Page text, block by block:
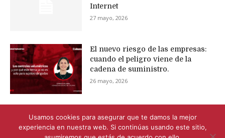
Internet
27 mayo, 2026
El nuevo riesgo de las empresas:
cuando el peligro viene de la
cadena de suministro.
26 mayo, 2026
Usamos cookies para asegurar que te damos la mejor
experiencia en nuestra web. Si continúas usando este sitio,